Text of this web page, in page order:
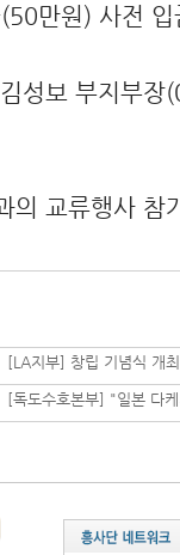
만원) 사전
성보 부지부
의 교류행사 참
[LA지부] 창립 기념식 개최
[독도수호본부] "일본 다